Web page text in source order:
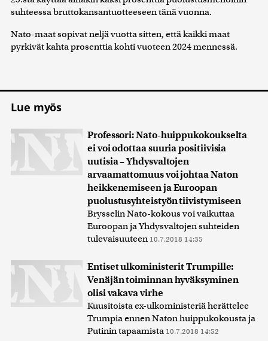
suhteessa bruttokansantuotteeseen tänä vuonna.
Nato-maat sopivat neljä vuotta sitten, että kaikki maat
pyrkivät kahta prosenttia kohti vuoteen 2024 mennessä.
Lue myös
Professori: Nato-huippukokoukselta
ei voi odottaa suuria positiivisia
uutisia – Yhdysvaltojen
arvaamattomuus voi johtaa Naton
heikkenemiseen ja Euroopan
puolustusyhteistyön tiivistymiseen
Brysselin Nato-kokous voi vaikuttaa
Euroopan ja Yhdysvaltojen suhteiden
tulevaisuuteen 10.7.2018 14:35
Entiset ulkoministerit Trumpille:
Venäjän toiminnan hyväksyminen
olisi vakava virhe
Kuusitoista ex-ulkoministeriä herättelee
Trumpia ennen Naton huippukokousta ja
Putinin tapaamista 10.7.2018 14:52